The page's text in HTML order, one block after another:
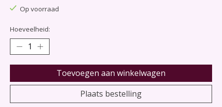
Op voorraad
Hoeveelheid:
Toevoegen aan winkelwagen
Plaats bestelling